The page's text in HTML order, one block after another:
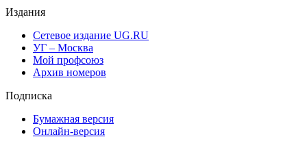
Издания
Сетевое издание UG.RU
УГ – Москва
Мой профсоюз
Архив номеров
Подписка
Бумажная версия
Онлайн-версия